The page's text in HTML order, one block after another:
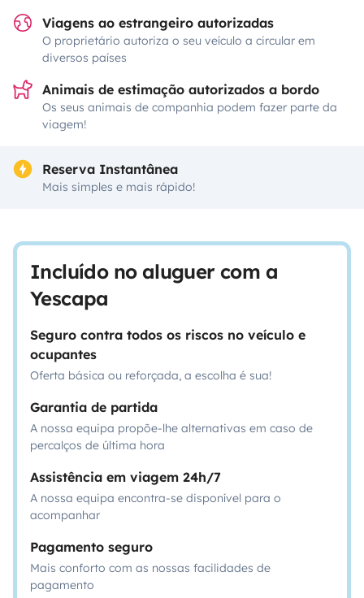
Viagens ao estrangeiro autorizadas
O proprietário autoriza o seu veículo a circular em
diversos países
Animais de estimação autorizados a bordo
Os seus animais de companhia podem fazer parte da
viagem!
Reserva Instantânea
Mais simples e mais rápido!
Incluído no aluguer com a
Yescapa
Seguro contra todos os riscos no veículo e
ocupantes
Oferta básica ou reforçada, a escolha é sua!
Garantia de partida
A nossa equipa propõe-lhe alternativas em caso de
percalços de última hora
Assistência em viagem 24h/7
A nossa equipa encontra-se disponível para o
acompanhar
Pagamento seguro
Mais conforto com as nossas facilidades de
pagamento